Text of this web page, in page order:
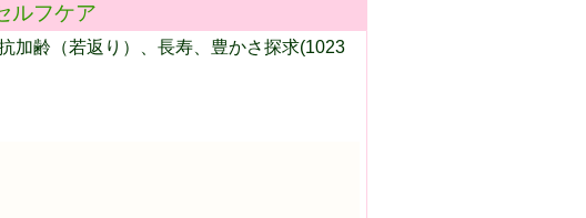
ルフケア
加齢（若返り）、長寿、豊かさ探求(1023